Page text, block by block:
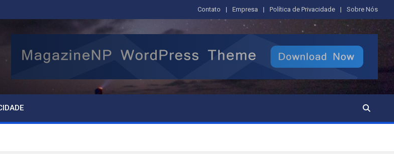
Contato Empresa Política de Privacidade Sobre Nós